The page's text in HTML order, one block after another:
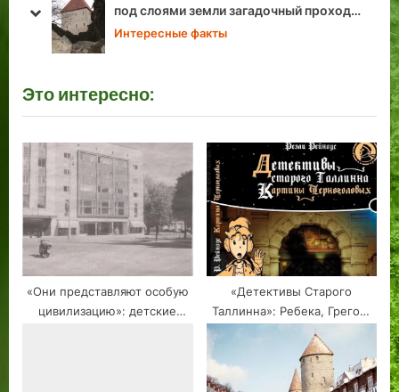
o
t
:
под слоями земли загадочный проход
ведущий в неизведанные пространства
Интересные факты
prev
next
Это интересно:
«Они представляют особую
цивилизацию»: детские
«Детективы Старого
Таллинна»: Ребека, Грегор,
призрак Бальтазар